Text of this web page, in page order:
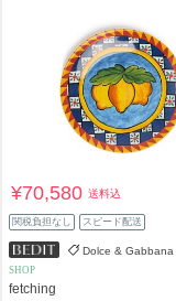
¥70,580送料込
関税負担なし スピード配送
Dolce & Gabbana
SHOP
fetching